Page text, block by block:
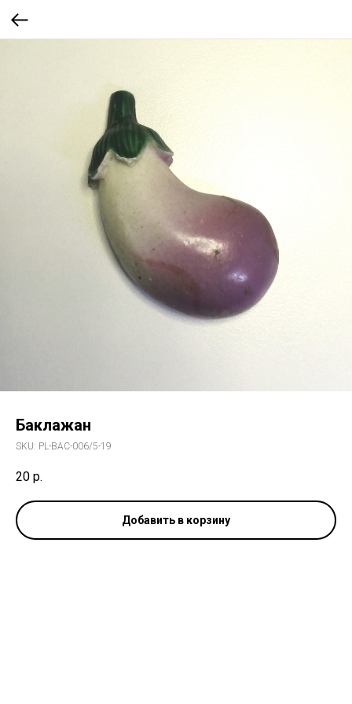
Баклажан
SKU: PL-BAC-006/5-19
20 р.
Добавить в корзину